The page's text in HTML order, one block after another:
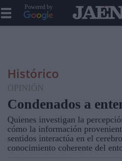
Powered by
Histórico
OPINIÓN
Condenados a
Quienes investigan la
cómo la información
sentidos interactúa en el
conocimiento coherente del